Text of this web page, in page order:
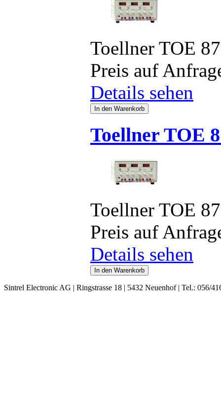
Toellner TOE
Preis auf
Details sehen
Toellner TOE
Toellner TOE
Preis auf
Details sehen
Sintrel Electronic AG | Ringstrasse 18 | 5432 Neuenhof | Tel.: 056/